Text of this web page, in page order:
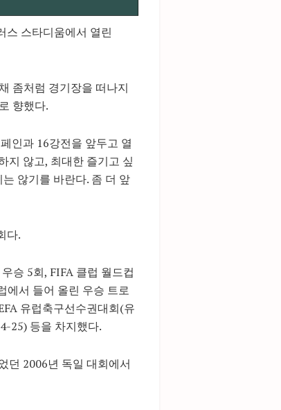
스 스타디움에서 열린
좀처럼 경기장을 떠나지
향했다.
인과 16강전을 앞두고 열
지 않고, 최대한 즐기고 싶
않기를 바란다. 좀 더 앞
다.
승 5회, FIFA 클럽 월드컵
에서 들어 올린 우승 트로
유럽축구선수권대회(유
25) 등을 차지했다.
던 2006년 독일 대회에서